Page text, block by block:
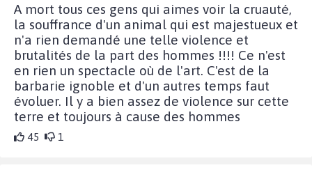
A mort tous ces gens qui aimes voir la cruauté,
la souffrance d'un animal qui est majestueux et
n'a rien demandé une telle violence et
brutalités de la part des hommes !!!! Ce n'est
en rien un spectacle où de l'art. C'est de la
barbarie ignoble et d'un autres temps faut
évoluer. Il y a bien assez de violence sur cette
terre et toujours à cause des hommes
45 1